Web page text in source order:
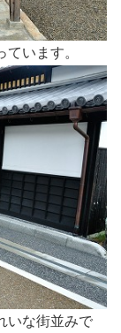
います。
いな街並みで